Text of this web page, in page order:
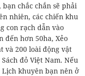
chắc chắn sẽ phải
nhiên, các chiến khu
con rạch dẫn vào
đến hơn 50ha, Xẻo
và 200 loài động vật
đỏ Việt Nam. Nếu
khuyên bạn nên ở